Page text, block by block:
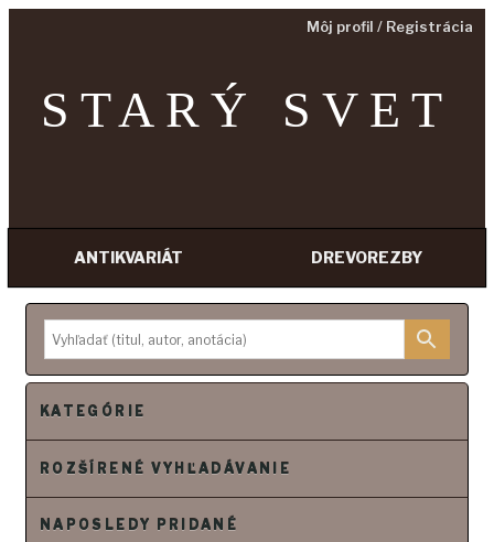
Môj profil / Registrácia
STARÝ SVET
ANTIKVARIÁT DREVOREZBY
P
j
KATEGÓRIE
ROZŠÍRENÉ VYHĽADÁVANIE
NAPOSLEDY PRIDANÉ